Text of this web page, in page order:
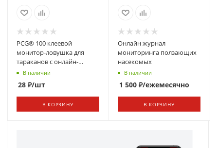
PCG® 100 клеевой
монитор-ловушка для
тараканов с онлайн-
редактором таблиц
В наличии
28 ₽/шт
В КОРЗИНУ
Онлайн журнал
мониторинга ползающих
насекомых
В наличии
1 500 ₽/ежемесячно
В КОРЗИНУ